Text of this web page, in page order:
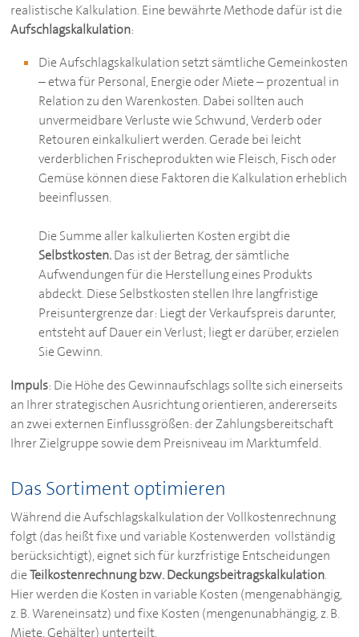
realistische Kalkulation. Eine bewährte Methode dafür ist die
Aufschlagskalkulation:
Die Aufschlagskalkulation setzt sämtliche Gemeinkosten
– etwa für Personal, Energie oder Miete – prozentual in
Relation zu den Warenkosten. Dabei sollten auch
unvermeidbare Verluste wie Schwund, Verderb oder
Retouren einkalkuliert werden. Gerade bei leicht
verderblichen Frischeprodukten wie Fleisch, Fisch oder
Gemüse können diese Faktoren die Kalkulation erheblich
beeinflussen.
Die Summe aller kalkulierten Kosten ergibt die
Selbstkosten.Das ist der Betrag, der sämtliche
Aufwendungen für die Herstellung eines Produkts
abdeckt. Diese Selbstkosten stellen Ihre langfristige
Preisuntergrenze dar: Liegt der Verkaufspreis darunter,
entsteht auf Dauer ein Verlust; liegt er darüber, erzielen
Sie Gewinn.
Impuls: Die Höhe des Gewinnaufschlags sollte sich einerseits
an Ihrer strategischen Ausrichtung orientieren, andererseits
an zwei externen Einflussgrößen: der Zahlungsbereitschaft
Ihrer Zielgruppe sowie dem Preisniveau im Marktumfeld.
Das Sortiment optimieren
Während die Aufschlagskalkulation der Vollkostenrechnung
folgt (das heißt fixe und variable Kostenwerden vollständig
berücksichtigt), eignet sich für kurzfristige Entscheidungen
dieTeilkostenrechnung bzw. Deckungsbeitragskalkulation.
Hier werden die Kosten in variable Kosten (mengenabhängig,
z. B. Wareneinsatz) und fixe Kosten (mengenunabhängig, z. B.
Miete, Gehälter) unterteilt.